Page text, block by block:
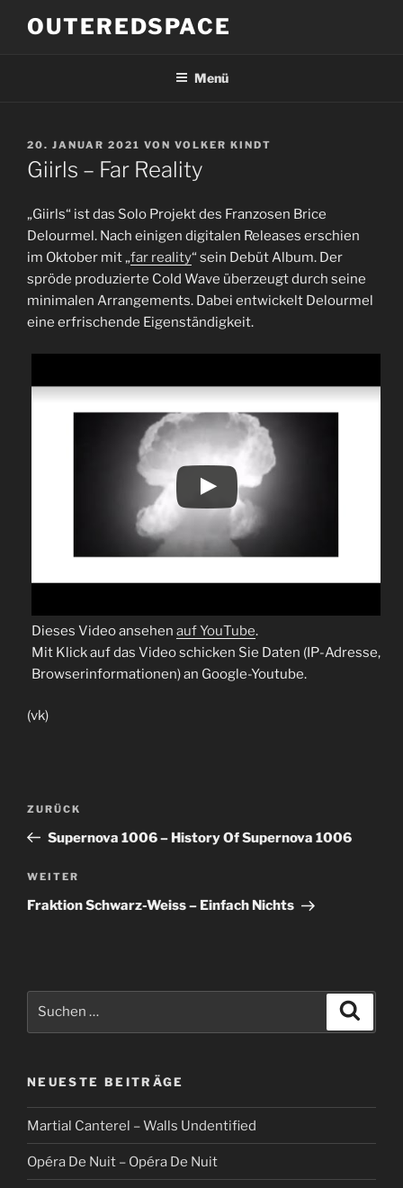
InhaltOUTEREDSPACE
Menü
VERÖFFENTLICHT
AM
20. JANUAR 2021 VON VOLKER KINDT
Giirls – Far Reality
„Giirls“ ist das Solo Projekt des Franzosen Brice
Delourmel. Nach einigen digitalen Releases erschien
im Oktober mit „far reality“ sein Debüt Album. Der
spröde produzierte Cold Wave überzeugt durch seine
minimalen Arrangements. Dabei entwickelt Delourmel
eine erfrischende Eigenständigkeit.
Dieses Video ansehen auf YouTube.
Mit Klick auf das Video schicken Sie Daten (IP-Adresse,
Browserinformationen) an Google-Youtube.
(vk)
Beitragsnavigation
Vorheriger
Beitrag
ZURÜCK
Supernova 1006 – History Of Supernova 1006
Nächster
Beitrag
WEITER
Fraktion Schwarz-Weiss – Einfach Nichts
NEUESTE BEITRÄGE
Martial Canterel – Walls Undentified
Opéra De Nuit – Opéra De Nuit